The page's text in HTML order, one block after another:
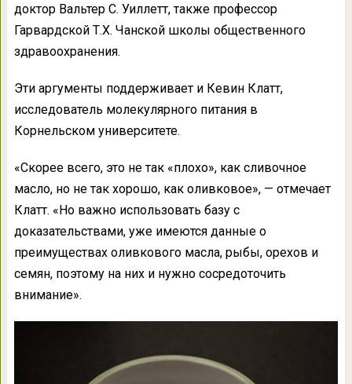
доктор Вальтер С. Уиллетт, также профессор
Гарвардской Т.Х. Чанской школы общественного
здравоохранения.
Эти аргументы поддерживает и Кевин Клатт,
исследователь молекулярного питания в
Корнельском университете.
«Скорее всего, это не так «плохо», как сливочное
масло, но не так хорошо, как оливковое», — отмечает
Клатт. «Но важно использовать базу с
доказательствами, уже имеются данные о
преимуществах оливкового масла, рыбы, орехов и
семян, поэтому на них и нужно сосредоточить
внимание».